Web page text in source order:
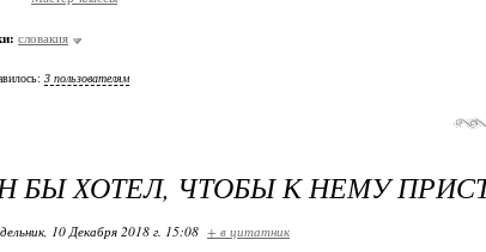
словакия
3 пользователям
БЫ ХОТЕЛ, ЧТОБЫ К НЕМУ
10 Декабря 2018 г. 15:08 + в цитатник